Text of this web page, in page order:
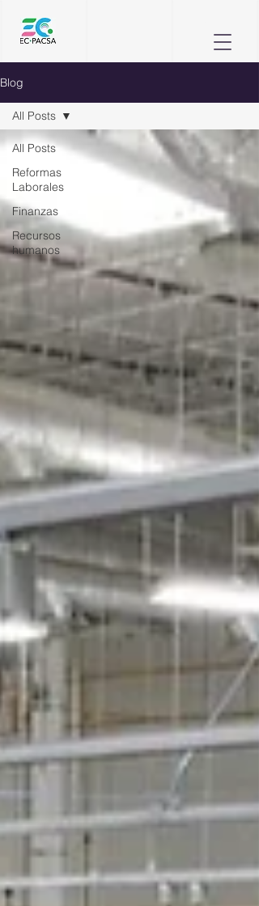
Blog
All Posts
Reformas
Laborales
Finanzas
Recursos
humanos
All Posts